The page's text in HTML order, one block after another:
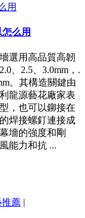
么用
選用高品質高韌
、2.5、3.0mm，.
。其構造關鍵由
龍源藝花廠家表
，也可以鉚接在
焊接螺釘連接成
墻的強度和剛
能力和抗 ...
薦 |